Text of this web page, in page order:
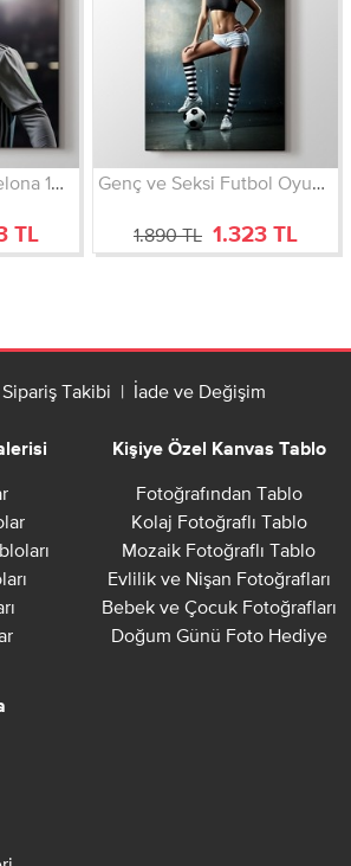
Lionel Messi - Barcelona 10 - Futbol Tablosu
TL
Genç ve Seksi Futbol Oyuncusu
1.890 TL 1.323 TL
Sipariş Takibi | İade ve Değişim
Kişiye Özel Kanvas Tablo
Fotoğrafından Tablo
Kolaj Fotoğraflı Tablo
Mozaik Fotoğraflı Tablo
Evlilik ve Nişan Fotoğrafları
Bebek ve Çocuk Fotoğrafları
Doğum Günü Foto Hediye